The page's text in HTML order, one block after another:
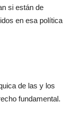
si están de
en esa política
de las y los
fundamental.